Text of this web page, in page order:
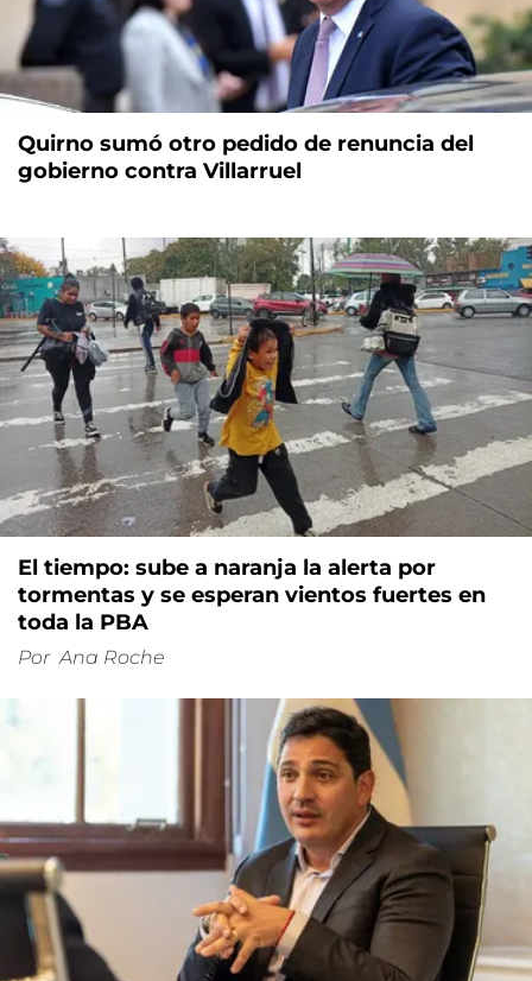
Quirno sumó otro pedido de renuncia del
gobierno contra Villarruel
El tiempo: sube a naranja la alerta por
tormentas y se esperan vientos fuertes en
toda la PBA
Por Ana Roche